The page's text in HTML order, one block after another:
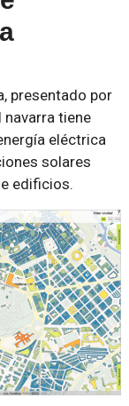
presentado por
navarra tiene
eléctrica
solares
edificios.